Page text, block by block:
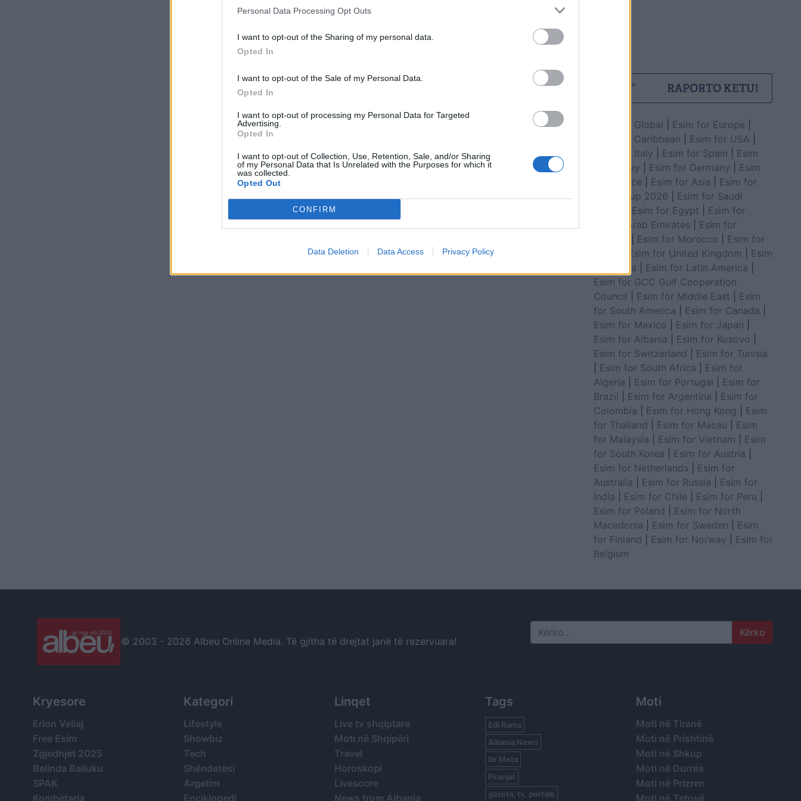
Personal Data Processing Opt Outs
I want to opt-out of the Sharing of my personal data.
Opted In
I want to opt-out of the Sale of my Personal Data.
Opted In
I want to opt-out of processing my Personal Data for Targeted
Advertising.
Opted In
I want to opt-out of Collection, Use, Retention, Sale, and/or Sharing
of my Personal Data that Is Unrelated with the Purposes for which it
was collected.
Opted Out
CONFIRM
Data Deletion Data Access Privacy Policy
Esim for Global Esim for Europe
Esim for Caribbean
Esim for USA
Esim for Italy
Esim for Spain
Esim
for Turkey
Esim for Germany
Esim
for Greece
Esim for Asia
Esim for
World Cup 2026
Esim for Saudi
Esim for Egypt
Esim for
United Arab Emirates
Esim for
Esim for Morocco
Esim for
Esim for United Kingdom
Esim
for Africa
Esim for Latin America
Esim for GCC Gulf Cooperation
Council
Esim for Middle East
Esim
for South America
Esim for Canada
Esim for Mexico
Esim for Japan
Esim for Albania
Esim for Kosovo
Esim for Switzerland
Esim for Tunisia
Esim for South Africa
Esim for
Algeria
Esim for Portugal
Esim for
Brazil
Esim for Argentina
Esim for
Colombia
Esim for Hong Kong
Esim
for Thailand
Esim for Macau
Esim
for Malaysia
Esim for Vietnam
Esim
for South Korea
Esim for Austria
Esim for Netherlands
Esim for
Australia
Esim for Russia
Esim for
India
Esim for Chile Esim for Peru
Esim for Poland
Esim for North
Macedonia
Esim for Sweden
Esim
for Finland
Esim for Norway
Esim for
Belgium
© 2003 - 2026 Albeu Online Media. Të gjitha të drejtat janë të rezervuara! Search
Kryesore
Erion Veliaj
Free Esim
Zgjedhjet 2025
Belinda Balluku
SPAK
Kombëtarja
Kategori
Lifestyle
Showbiz
Tech
Shëndetësi
Argetim
Enciklopedi
Linqet
Live tv shqiptare
Moti në Shqipëri
Travel
Horoskopi
Livescore
News from Albania
Tags
Edi Rama
Albania News
Ilir Meta
Piranjat
gazeta, tv, portale
Moti
Moti në Tiranë
Moti në Prishtinë
Moti në Shkup
Moti në Durrës
Moti në Prizren
Moti në Tetovë